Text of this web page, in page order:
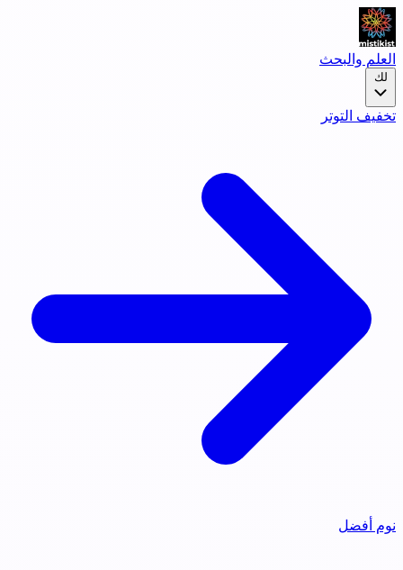
العلم والبحث
لك
تخفيف التوتر
نوم أفضل